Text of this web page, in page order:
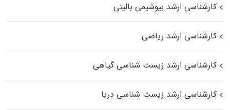
کارشناسی ارشد بیوشیمی بالینی
کارشناسی ارشد ریاضی
کارشناسی ارشد زیست‌ شناسی گیاهی
کارشناسی ارشد زیست‌ شناسی دریا